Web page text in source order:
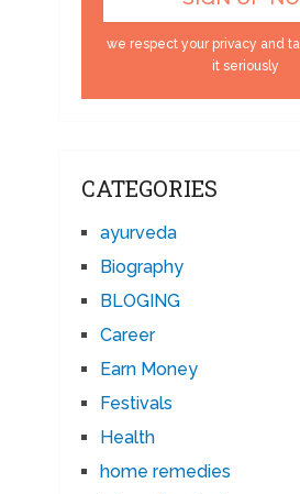
we respect your privacy and
it seriously
CATEGORIES
ayurveda
Biography
BLOGING
Career
Earn Money
Festivals
Health
home remedies